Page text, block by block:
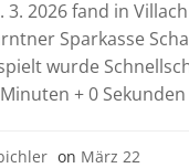
3. 2026 fand in
Sparkasse
wurde
+ 0
on März 22